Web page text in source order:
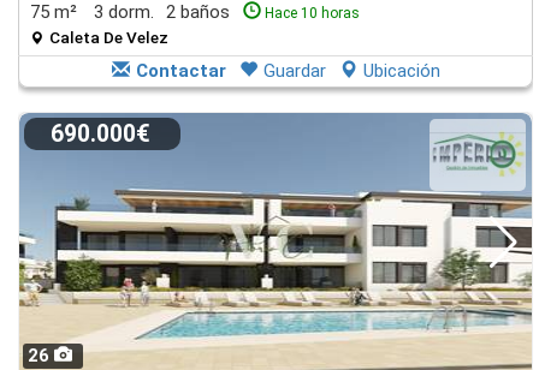
75 m²
3 dorm. 2 baños Hace 10 horas
Caleta De Velez
Contactar Guardar Ubicación
26
690.000€